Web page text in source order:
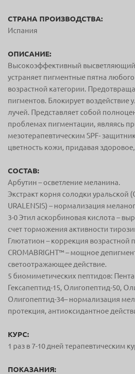
СТРАНА ПРОИЗВОДСТВА:
Испания
ОПИСАНИЕ:
Высокоэффективный
устраняет пигментные пятна
возрастной категории.
пигментов. Блокирует воздействие
лучей. Представляет собой
проблемах пигментации, являясь
мезотерапевтическим SPF-
цветность кожи, придавая
СОСТАВ:
Арбутин – осветление меланина.
Экстракт корня солодки уральской
URALENSIS) – нормализация
3-0 Этил аскорбиновая кислота –
счет торможения активности
Глютатион – коррекция возрастной
CROMABRIGHT™ – мощное
светоотражающее действие.
5 биомиметических пептидов:
Гексапептид-15, Олигопептид-50,
Олигопептид-34– нормализация
протекция, антиоксидантное
КУРС:
1 раз в 7-10 дней терапевтическим
ПОКАЗАНИЯ: